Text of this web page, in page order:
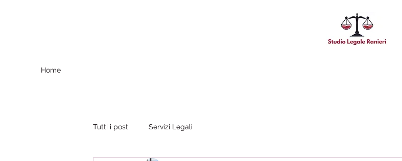
Home
Tutti i post Servizi Legali